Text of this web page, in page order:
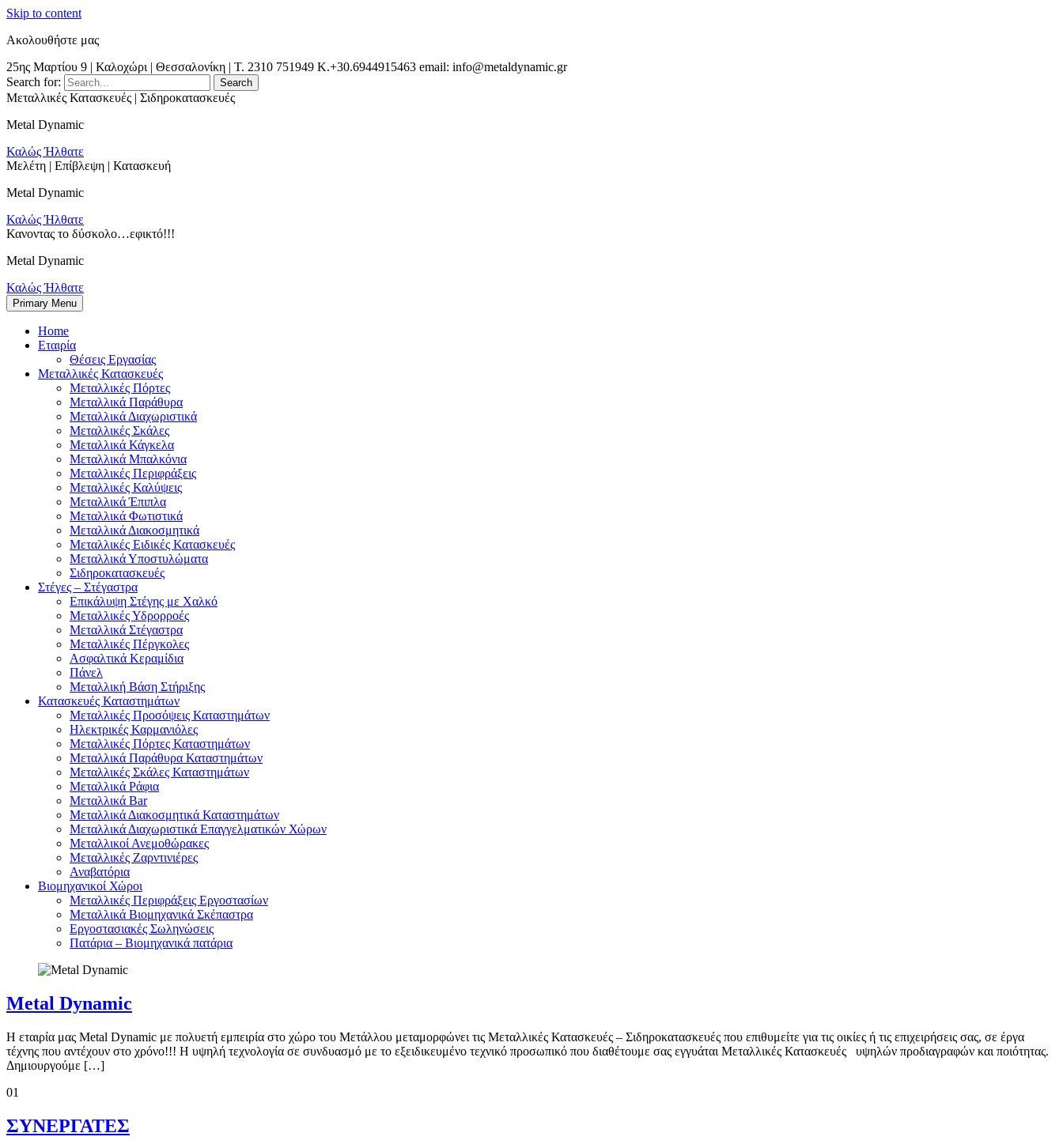
Skip to content
Ακολουθήστε μας
25ης Μαρτίου 9 | Καλοχώρι | Θεσσαλονίκη | Τ. 2310 751949 K.+30.6944915463 email: info@metaldynamic.gr
Search for:
Μεταλλικές Κατασκευές | Σιδηροκατασκευές
Metal Dynamic
Καλώς Ήλθατε
Μελέτη | Επίβλεψη | Κατασκευή
Metal Dynamic
Καλώς Ήλθατε
Κανοντας το δύσκολο…εφικτό!!!
Metal Dynamic
Καλώς Ήλθατε
Θεσσαλονίκη | Χαλκιδική | Κιλκίς | Καβάλα| Σέρρες | Δράμα | Ξάνθη | Αλεξανδρούπολη | Κομοτηνή | Βέροια | Ελλάδα | Λάρισα | Βόλος | Αθήνα | Κρήτη | Ιωάννινα | Φλώρινα |
Primary Menu
Home
Εταιρία
Θέσεις Εργασίας
Μεταλλικές Κατασκευές
Μεταλλικές Πόρτες
Μεταλλικά Παράθυρα
Μεταλλικά Διαχωριστικά
Μεταλλικές Σκάλες
Μεταλλικά Κάγκελα
Μεταλλικά Μπαλκόνια
Μεταλλικές Περιφράξεις
Μεταλλικές Καλύψεις
Μεταλλικά Έπιπλα
Μεταλλικά Φωτιστικά
Μεταλλικά Διακοσμητικά
Μεταλλικές Ειδικές Κατασκευές
Μεταλλικά Υποστυλώματα
Σιδηροκατασκευές
Στέγες – Στέγαστρα
Επικάλυψη Στέγης με Χαλκό
Μεταλλικές Υδρορροές
Μεταλλικά Στέγαστρα
Μεταλλικές Πέργκολες
Ασφαλτικά Κεραμίδια
Πάνελ
Μεταλλική Βάση Στήριξης
Κατασκευές Καταστημάτων
Μεταλλικές Προσόψεις Καταστημάτων
Ηλεκτρικές Καρμανιόλες
Μεταλλικές Πόρτες Καταστημάτων
Μεταλλικά Παράθυρα Καταστημάτων
Μεταλλικές Σκάλες Καταστημάτων
Μεταλλικά Ράφια
Μεταλλικά Bar
Μεταλλικά Διακοσμητικά Καταστημάτων
Μεταλλικά Διαχωριστικά Επαγγελματικών Χώρων
Μεταλλικοί Ανεμοθώρακες
Μεταλλικές Ζαρντινιέρες
Αναβατόρια
Βιομηχανικοί Χώροι
Μεταλλικές Περιφράξεις Εργοστασίων
Μεταλλικά Βιομηχανικά Σκέπαστρα
Εργοστασιακές Σωληνώσεις
Πατάρια – Βιομηχανικά πατάρια
Metal Dynamic
Η εταιρία μας Metal Dynamic με πολυετή εμπειρία στο χώρο του Μετάλλου μεταμορφώνει τις Μεταλλικές Κατασκευές – Σιδηροκατασκευές που επιθυμείτε για τις οικίες ή τις επιχειρήσεις σας, σε έργα
τέχνης που αντέχουν στο χρόνο!!! Η υψηλή τεχνολογία σε συνδυασμό με το εξειδικευμένο τεχνικό προσωπικό που διαθέτουμε σας εγγυάται Μεταλλικές Κατασκευές υψηλών προδιαγραφών και ποιότητας.
Δημιουργούμε […]
01
ΣΥΝΕΡΓΑΤΕΣ